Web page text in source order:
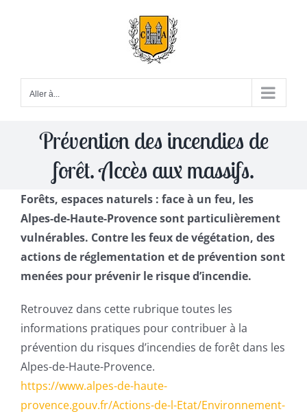
Aller à...
Prévention des incendies de
forêt. Accès aux massifs.
Forêts, espaces naturels : face à un feu, les
Alpes-de-Haute-Provence sont particulièrement
vulnérables. Contre les feux de végétation, des
actions de réglementation et de prévention sont
menées pour prévenir le risque d’incendie.
Retrouvez dans cette rubrique toutes les
informations pratiques pour contribuer à la
prévention du risques d’incendies de forêt dans les
Alpes-de-Haute-Provence.
https://www.alpes-de-haute-
provence.gouv.fr/Actions-de-l-Etat/Environnement-